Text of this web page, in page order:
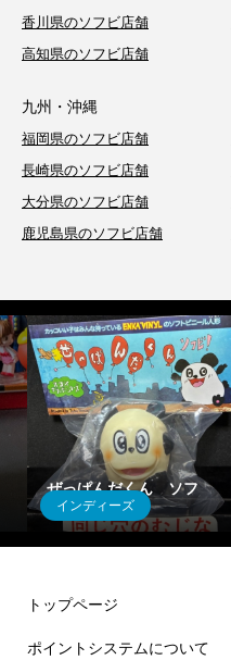
香川県のソフビ店舗
高知県のソフビ店舗
九州・沖縄
福岡県のソフビ店舗
長崎県のソフビ店舗
大分県のソフビ店舗
鹿児島県のソフビ店舗
インディーズ
ぜっぱんだくん ソフ
ビ！
トップページ
ポイントシステムについて